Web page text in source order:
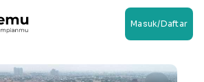
Masuk/Daftar